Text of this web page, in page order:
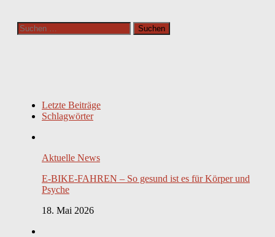
Suchen
nach:
Letzte Beiträge
Schlagwörter
Aktuelle News
E-BIKE-FAHREN – So gesund ist es für Körper und
Psyche
18. Mai 2026